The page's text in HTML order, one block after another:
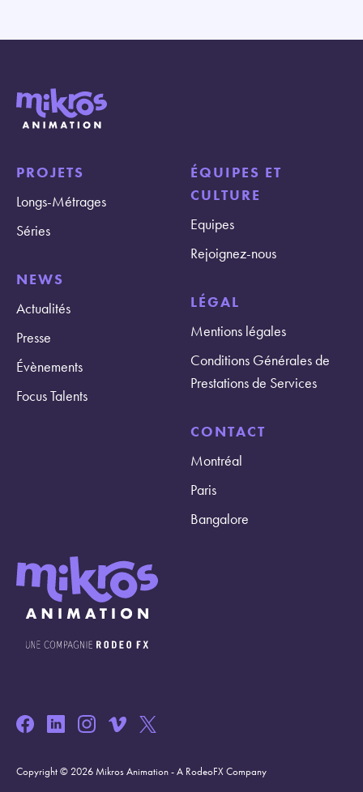
PROJETS
Longs-Métrages
Séries
NEWS
Actualités
Presse
Évènements
Focus Talents
ÉQUIPES ET
CULTURE
Equipes
Rejoignez-nous
LÉGAL
Mentions légales
Conditions Générales de
Prestations de Services
CONTACT
Montréal
Paris
Bangalore
Copyright © 2026 Mikros Animation - A RodeoFX Company